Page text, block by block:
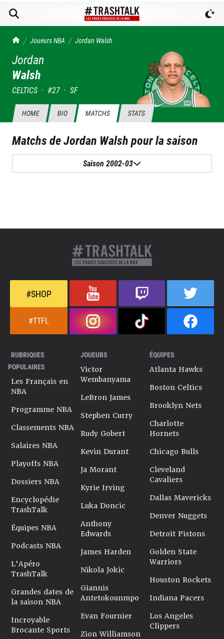
TrashTalk Actu NBA
Joueurs NBA Jordan Walsh
Jordan
Walsh
CELTICS · #27 · SF
HOME BIO MATCHS STATS
Matchs deJordan Walshpour la saison
Saison 2002-03
#SHOP
#TTFL
RUBRIQUES
POPULAIRES
Les Français en
NBA
Programme NBA
Classements NBA
Salaires NBA
Playoffs NBA
Dossiers NBA
Encyclopédie
TrashTalk
Équipes NBA
Podcasts NBA
L'Apéro
TrashTalk
Grandes dates de
la saison NBA
Incroyable
Brocante Sports
JOUEURS
Victor
Wembanyama
LeBron James
Stephen Curry
Rudy Gobert
Kevin Durant
Ja Morant
Kyrie Irving
Luka Doncic
Anthony
Edwards
James Harden
Nikola Jokic
Giannis
Antetokounmpo
Evan Fournier
Zion Williamson
ÉQUIPES
Atlanta Hawks
Boston Celtics
Brooklyn Nets
Charlotte
Hornets
Chicago Bulls
Cleveland
Cavaliers
Dallas Mavericks
Denver Nuggets
Detroit Pistons
Golden State
Warriors
Houston Rockets
Indiana Pacers
Los Angeles
Clippers